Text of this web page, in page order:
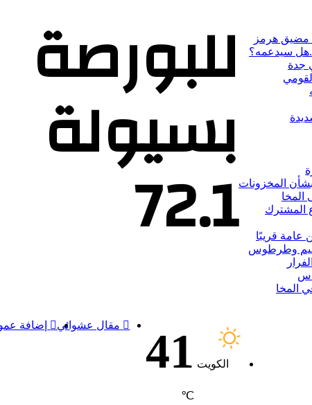
مضيق هرمز
سيدعمه؟
جدة
المخزونات
عامة قريبًا
وطرطوس
المخا
إضافة مقال عشوائي
الكويت 41
℃
للبورصة
بسيولة
72.1